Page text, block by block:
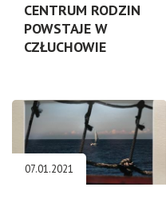
CENTRUM RODZIN
POWSTAJE W
CZŁUCHOWIE
07.01.2021